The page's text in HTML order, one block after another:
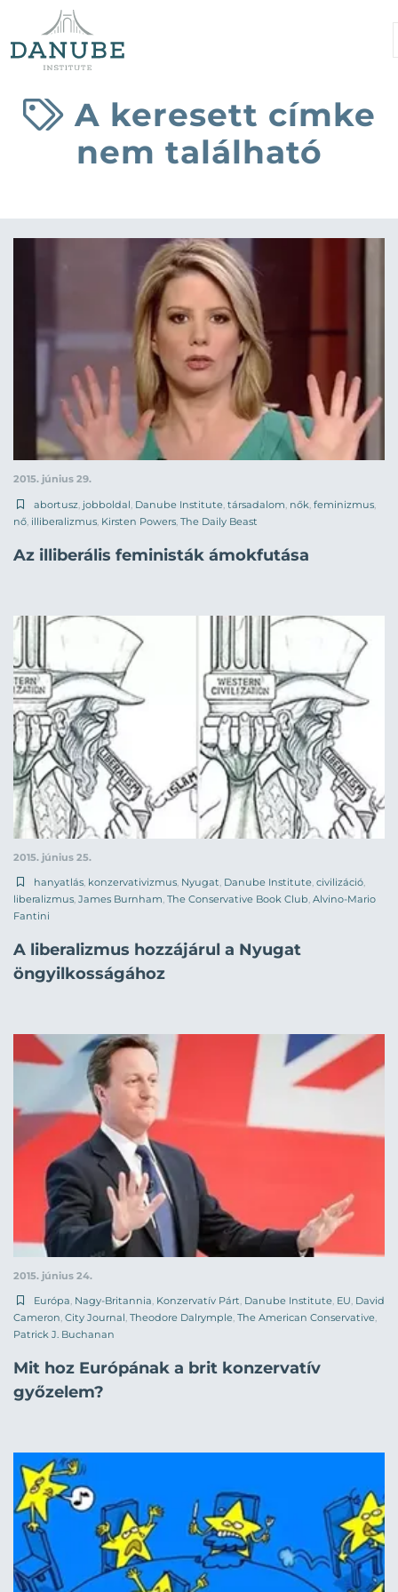
A keresett címke
nem található
2015. június 29.
abortusz jobboldal Danube Institute társadalom nők feminizmus
nő illiberalizmus Kirsten Powers The Daily Beast
Az illiberális feministák ámokfutása
2015. június 25.
hanyatlás konzervativizmus Nyugat Danube Institute civilizáció
liberalizmus James Burnham The Conservative Book Club Alvino-Mario
Fantini
A liberalizmus hozzájárul a Nyugat
öngyilkosságához
2015. június 24.
Európa, Nagy-Britannia, Konzervatív Párt, Danube Institute, EU, David
Cameron, City Journal, Theodore Dalrymple, The American Conservative,
Patrick J. Buchanan
Mit hoz Európának a brit konzervatív
győzelem?